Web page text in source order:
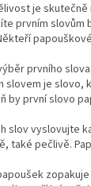
je
prvním slovům
prvního
slovem je slovo,
by první slovo
slov vyslovujte
také pečlivě.